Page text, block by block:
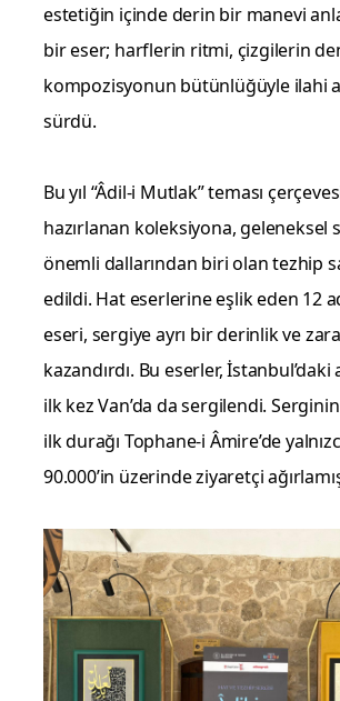
estetiğin içinde derin bir manevi
bir eser; harflerin ritmi, çizgilerin
kompozisyonun bütünlüğüyle ilahi
sürdü.
Bu yıl “Âdil-i Mutlak” teması
hazırlanan koleksiyona, geleneksel
önemli dallarından biri olan tezhip
edildi. Hat eserlerine eşlik eden 12
eseri, sergiye ayrı bir derinlik ve
kazandırdı. Bu eserler, İstanbul’daki
ilk kez Van’da da sergilendi.
ilk durağı Tophane-i Âmire’de
90.000’in üzerinde ziyaretçi